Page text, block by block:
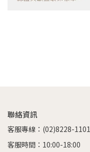
聯絡資訊
客服專線：(02)8228-1101
客服時間：10:00-18:00